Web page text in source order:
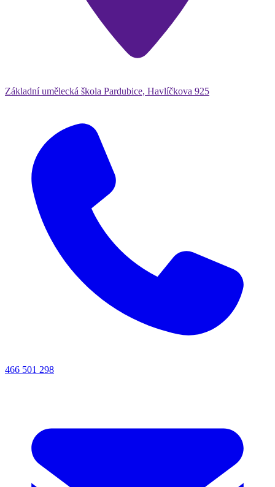
Základní umělecká škola Pardubice, Havlíčkova 925
466 501 298